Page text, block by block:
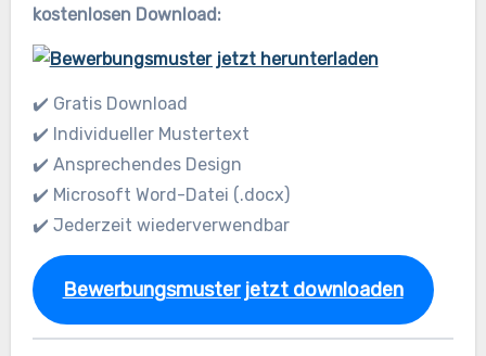
kostenlosen Download:
✔️ Gratis Download
✔️ Individueller Mustertext
✔️ Ansprechendes Design
✔️ Microsoft Word-Datei (.docx)
✔️ Jederzeit wiederverwendbar
Bewerbungsmuster jetzt downloaden